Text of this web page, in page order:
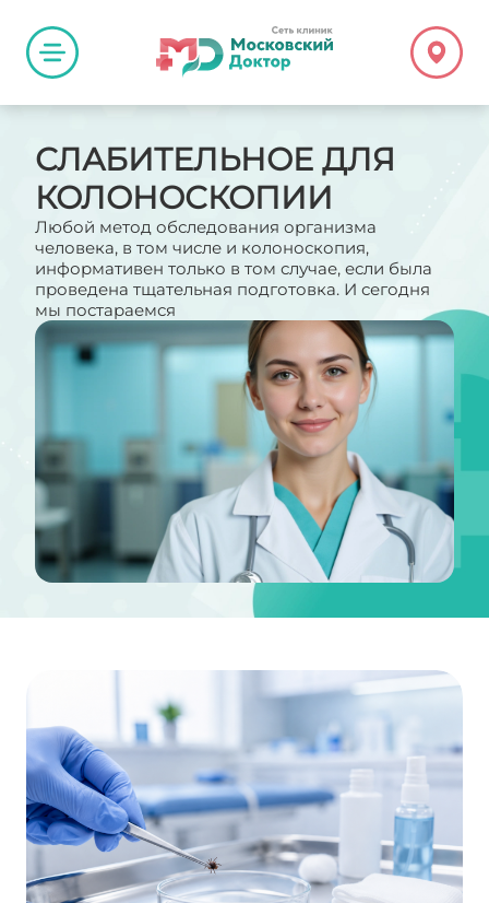
СЛАБИТЕЛЬНОЕ ДЛЯ
КОЛОНОСКОПИИ
Любой метод обследования организма
человека, в том числе и колоноскопия,
информативен только в том случае, если была
проведена тщательная подготовка. И сегодня
мы постараемся